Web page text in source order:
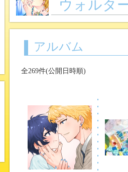
ウォルタ
アルバム
全269件(公開日時順)